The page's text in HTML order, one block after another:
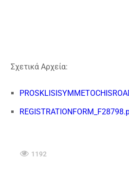
Σχετικά Αρχεία:
1192